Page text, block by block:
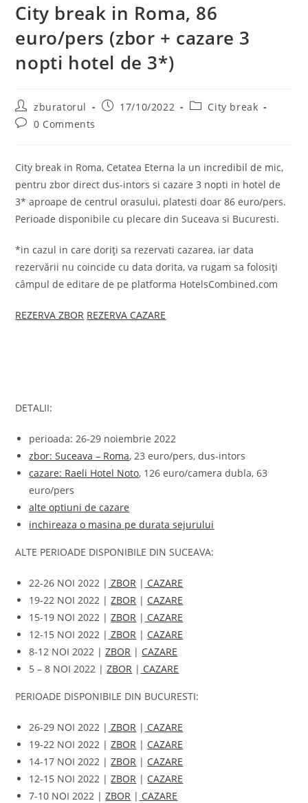
City break in Roma, 86
euro/pers (zbor + cazare 3
nopti hotel de 3*)
Post
author:
zburatorul
Post17/10/2022
PostCity break
Post0 Comments
City break in Roma, Cetatea Eterna la un incredibil de mic,
pentru zbor direct dus-intors si cazare 3 nopti in hotel de
3* aproape de centrul orasului, platesti doar 86 euro/pers.
Perioade disponibile cu plecare din Suceava si Bucuresti.
*in cazul in care doriți sa rezervati cazarea, iar data
rezervării nu coincide cu data dorita, va rugam sa folosiți
câmpul de editare de pe platforma HotelsCombined.com
REZERVA ZBOR REZERVA CAZARE
DETALII:
perioada: 26-29 noiembrie 2022
zbor: Suceava – Roma, 23 euro/pers, dus-intors
cazare: Raeli Hotel Noto, 126 euro/camera dubla, 63
euro/pers
alte optiuni de cazare
inchireaza o masina pe durata sejurului
ALTE PERIOADE DISPONIBILE DIN SUCEAVA:
22-26 NOI 2022 | ZBOR | CAZARE
19-22 NOI 2022 |ZBOR | CAZARE
15-19 NOI 2022 |ZBOR | CAZARE
12-15 NOI 2022 | ZBOR | CAZARE
8-12 NOI 2022 |ZBOR | CAZARE
5 – 8 NOI 2022 |ZBOR | CAZARE
PERIOADE DISPONIBILE DIN BUCURESTI:
26-29 NOI 2022 | ZBOR | CAZARE
19-22 NOI 2022 |ZBOR | CAZARE
14-17 NOI 2022 |ZBOR | CAZARE
12-15 NOI 2022 |ZBOR | CAZARE
7-10 NOI 2022 |ZBOR | CAZARE